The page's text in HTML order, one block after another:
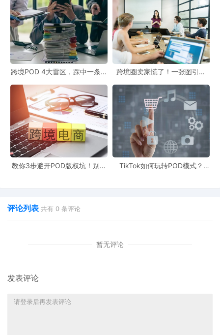
一、选品资质坑：别让“合规”卡了你的单，3步轻松避红线
Temu作为全球性电商平台，覆盖70多个国家，每个市场的合规标准
差异巨大。新手若不了解规则盲目选品，轻则上架失败，重则店铺
受限，白白浪费时间和精力。
认证门槛高：不同国家和地区对商品认证要求严格。例如，美国要
求电子产品强制过UL认证，欧盟对儿童用品执行REACH法规。新手
若想做带电玩具，却拿不到相关认证，选品就只能“胎死腹中”。
品类风险大：含液体的护肤品、带磁性的饰品、含化学成分的清洁
剂等品类，不仅审核严格，还容易因安全问题引发售后，对于新手
才发现缺乏资质文件，最终只能放弃，前期的投入也付诸东流。
质”，优先参考平台官方说明和老卖家的经验，避开需要复杂认证的
跨境POD 4大雷区，踩中一条都
跨境圈卖家慌了！一张图引爆
踩！
教你3步避开POD版权坑！别让
TikTok如何玩转POD模式？
评论列表 共有 0 条评论
暂无评论
发表评论